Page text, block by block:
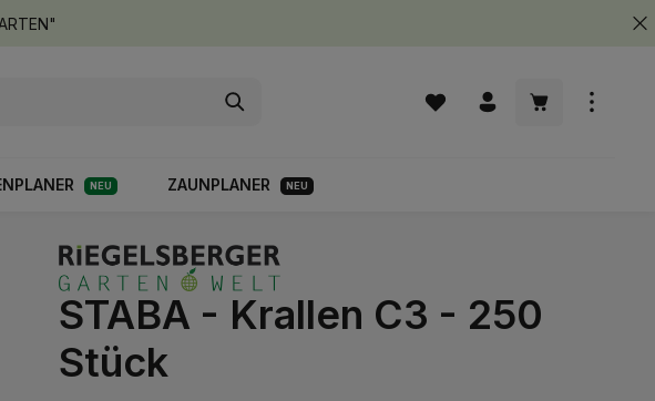
Warenkorb
NEU ZAUNPLANER NEU
STABA - Krallen C3 - 250
Stück